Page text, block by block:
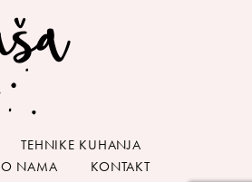
TEHNIKE KUHANJA
O NAMA KONTAKT